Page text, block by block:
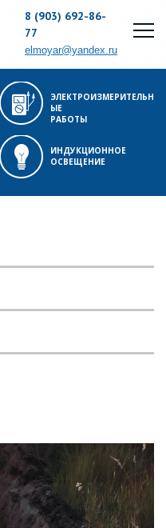
8 (903) 692-86-
77
elmoyar@yandex.ru
ЭЛЕКТРОИЗМЕРИТЕЛЬН
ЫЕ
РАБОТЫ
ИНДУКЦИОННОЕ
ОСВЕЩЕНИЕ